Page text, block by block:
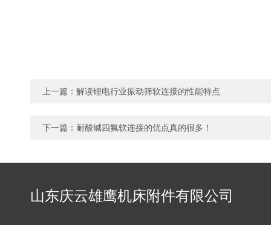
上一篇： 解读锂电行业振动筛软连接的性能特点
下一篇： 耐酸碱四氟软连接的优点真的很多！
山东庆云雄鹰机床附件有限公司